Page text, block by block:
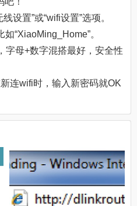
设置”或“wifi设置”选项。
“XiaoMing_Home”。
字母+数字混搭最好，安全性
连wifi时，输入新密码就OK